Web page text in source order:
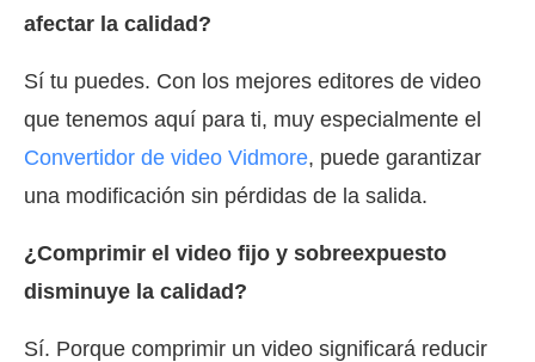
afectar la calidad?
Sí tu puedes. Con los mejores editores de video
que tenemos aquí para ti, muy especialmente el
Convertidor de video Vidmore, puede garantizar
una modificación sin pérdidas de la salida.
¿Comprimir el video fijo y sobreexpuesto
disminuye la calidad?
Sí. Porque comprimir un video significará reducir